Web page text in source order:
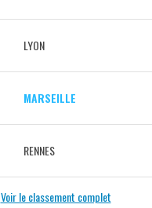
LYON
MARSEILLE
RENNES
Voir le classement complet